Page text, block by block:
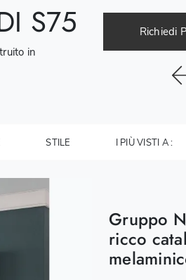
S75
in
Richiedi
STILE I PIÙ VISTI A :
Gruppo
ricco